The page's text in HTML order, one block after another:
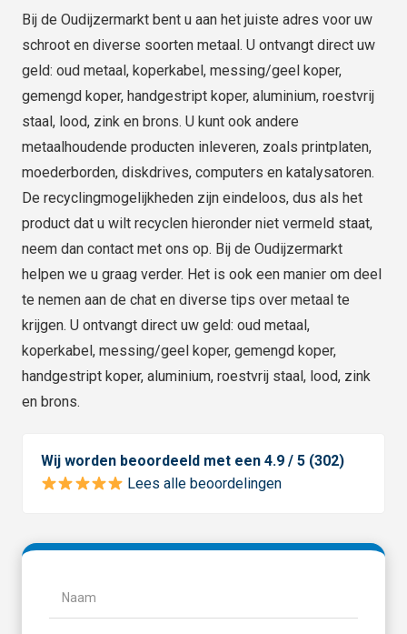
Bij de Oudijzermarkt bent u aan het juiste adres voor uw
schroot en diverse soorten metaal. U ontvangt direct uw
geld: oud metaal, koperkabel, messing/geel koper,
gemengd koper, handgestript koper, aluminium, roestvrij
staal, lood, zink en brons. U kunt ook andere
metaalhoudende producten inleveren, zoals printplaten,
moederborden, diskdrives, computers en katalysatoren.
De recyclingmogelijkheden zijn eindeloos, dus als het
product dat u wilt recyclen hieronder niet vermeld staat,
neem dan contact met ons op. Bij de Oudijzermarkt
helpen we u graag verder. Het is ook een manier om deel
te nemen aan de chat en diverse tips over metaal te
krijgen. U ontvangt direct uw geld: oud metaal,
koperkabel, messing/geel koper, gemengd koper,
handgestript koper, aluminium, roestvrij staal, lood, zink
en brons.
Wij worden beoordeeld met een 4.9 / 5 (302)
Lees alle beoordelingen
Naam